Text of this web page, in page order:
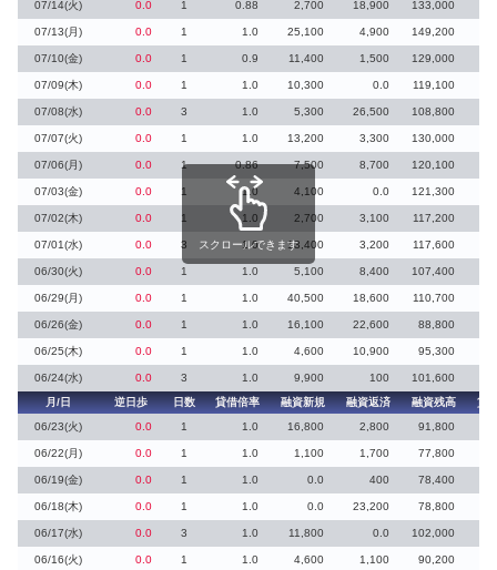
07/14(火)
0.0 1 0.88 2,700 18,900 133,000
07/13(月) 0.0 1 1.0 25,100 4,900 149,200
07/10(金) 0.0 1 0.9 11,400 1,500 129,000
07/09(木) 0.0 1 1.0 10,300 0.0 119,100
07/08(水) 0.0 3 1.0 5,300 26,500 108,800
07/07(火) 0.0 1 1.0 13,200 3,300 130,000
07/06(月) 0.0 1 0.86 7,500 8,700 120,100
07/03(金) 0.0 1 1.0 4,100 0.0 121,300
07/02(木) 0.0 1 1.0 2,700 3,100 117,200
07/01(水) 0.0 3 1.0 13,400 3,200 117,600
06/30(火) 0.0 1 1.0 5,100 8,400 107,400
06/29(月) 0.0 1 1.0 40,500 18,600 110,700
06/26(金) 0.0 1 1.0 16,100 22,600 88,800
06/25(木) 0.0 1 1.0 4,600 10,900 95,300
06/24(水) 0.0 3 1.0 9,900 100 101,600
月/日
逆日歩 日数 貸借倍率 融資新規 融資返済 融資残高
貸
06/23(火)
0.0 1 1.0 16,800 2,800 91,800
06/22(月) 0.0 1 1.0 1,100 1,700 77,800
06/19(金) 0.0 1 1.0 0.0 400 78,400
06/18(木) 0.0 1 1.0 0.0 23,200 78,800
06/17(水) 0.0 3 1.0 11,800 0.0 102,000
06/16(火) 0.0 1 1.0 4,600 1,100 90,200
スクロールできます